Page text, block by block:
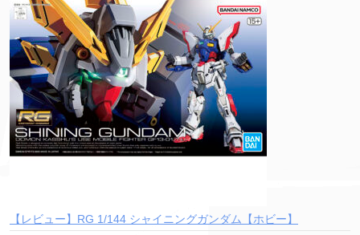
【レビュー】RG 1/144 シャイニングガンダム【ホビー】